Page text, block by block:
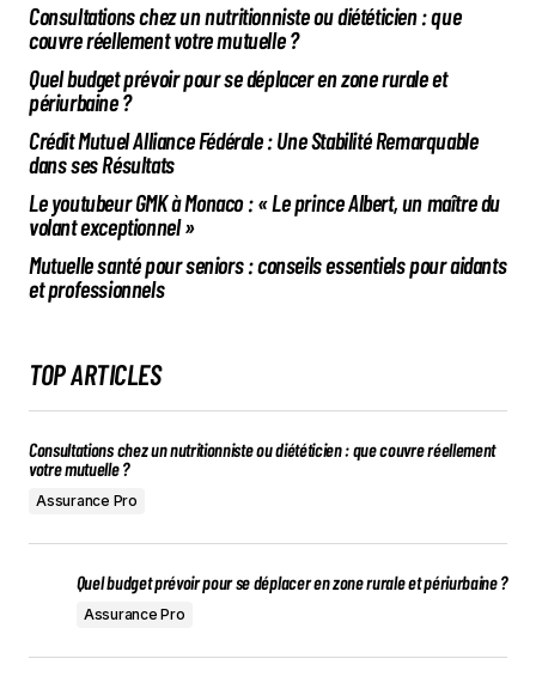
Consultations chez un nutritionniste ou diététicien : que
couvre réellement votre mutuelle ?
Quel budget prévoir pour se déplacer en zone rurale et
périurbaine ?
Crédit Mutuel Alliance Fédérale : Une Stabilité Remarquable
dans ses Résultats
Le youtubeur GMK à Monaco : « Le prince Albert, un maître du
volant exceptionnel »
Mutuelle santé pour seniors : conseils essentiels pour aidants
et professionnels
TOP ARTICLES
Consultations chez un nutritionniste ou diététicien : que couvre réellement
votre mutuelle ?
Assurance Pro
Quel budget prévoir pour se déplacer en zone rurale et périurbaine ?
Assurance Pro